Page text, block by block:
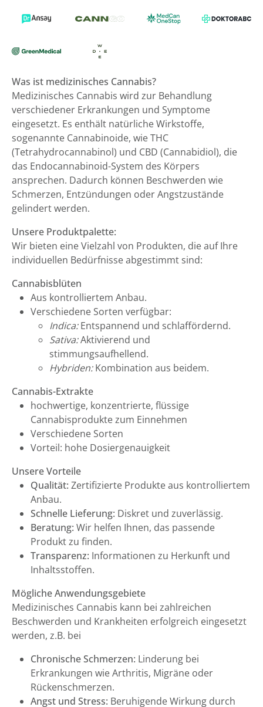
Was ist medizinisches Cannabis?
Medizinisches Cannabis wird zur Behandlung
verschiedener Erkrankungen und Symptome
eingesetzt. Es enthält natürliche Wirkstoffe,
sogenannte Cannabinoide, wie THC
(Tetrahydrocannabinol) und CBD (Cannabidiol), die
das Endocannabinoid-System des Körpers
ansprechen. Dadurch können Beschwerden wie
Schmerzen, Entzündungen oder Angstzustände
gelindert werden.
Unsere Produktpalette:
Wir bieten eine Vielzahl von Produkten, die auf Ihre
individuellen Bedürfnisse abgestimmt sind:
Cannabisblüten
Aus kontrolliertem Anbau.
Verschiedene Sorten verfügbar:
Indica:Entspannend und schlaffördernd.
Sativa:Aktivierend und
stimmungsaufhellend.
Hybriden:Kombination aus beidem.
Cannabis-Extrakte
hochwertige, konzentrierte, flüssige
Cannabisprodukte zum Einnehmen
Verschiedene Sorten
Vorteil: hohe Dosiergenauigkeit
Unsere Vorteile
Qualität: Zertifizierte Produkte aus kontrolliertem
Anbau.
Schnelle Lieferung: Diskret und zuverlässig.
Beratung: Wir helfen Ihnen, das passende
Produkt zu finden.
Transparenz: Informationen zu Herkunft und
Inhaltsstoffen.
Mögliche Anwendungsgebiete
Medizinisches Cannabis kann bei zahlreichen
Beschwerden und Krankheiten erfolgreich eingesetzt
werden, z.B. bei
Chronische Schmerzen: Linderung bei
Erkrankungen wie Arthritis, Migräne oder
Rückenschmerzen.
Angst und Stress: Beruhigende Wirkung durch